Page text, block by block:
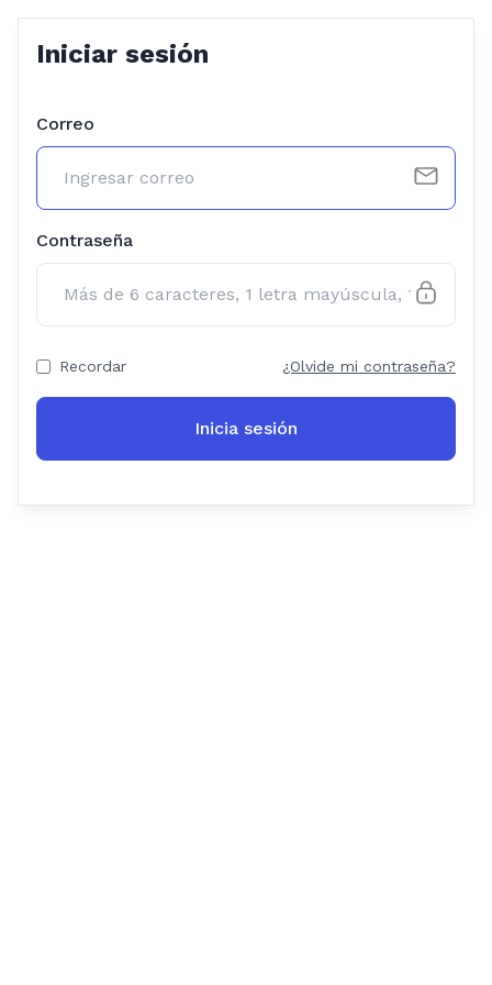
Iniciar sesión
Correo
Contraseña
Recordar ¿Olvide mi contraseña?